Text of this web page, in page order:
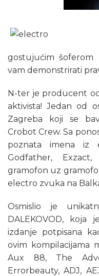
gostujućim šoferom
vam demonstrirati
N-ter je producent
aktivista! Jedan od
Zagreba koji se
Crobot Crew. Sa
poznata imena iz
Godfather,
gramofon uz
electro zvuka na
Osmislio je
DALEKOVOD,
izdanje potpisana
ovim kompilacijama
Aux 88, The
Errorbeauty, ADJ,